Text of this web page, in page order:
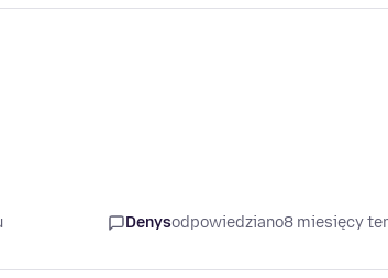
Denysodpowiedziano8 miesięcy